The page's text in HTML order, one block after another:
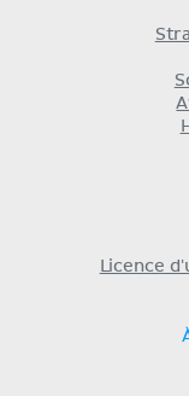
Licence